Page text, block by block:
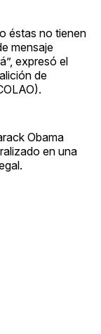
éstas no tienen
mensaje
expresó el
de
Obama
en una